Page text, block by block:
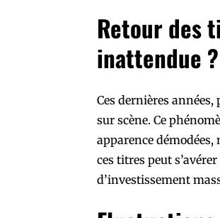
Retour des
inattendue ?
Ces dernières
sur scène. Ce
apparence
ces titres peut
d’investissement